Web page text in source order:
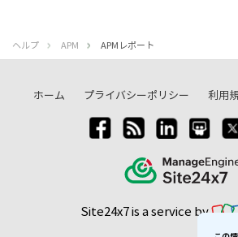
ヘルプ APM APMレポート
Site24x7 is a service by
ホーム プライバシーポリシー 利用